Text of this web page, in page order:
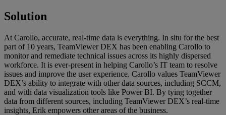
Solution
At Carollo, accurate, real-time data is everything. In situ for the best
part of 10 years, TeamViewer DEX has been enabling Carollo to
monitor and remediate technical issues across its highly dispersed
workforce. It is ever-present in helping Carollo’s IT team to resolve
issues and improve the user experience. Carollo values TeamViewer
DEX’s ability to integrate with other data sources, including SCCM,
and with data visualization tools like Power BI. By tying together
data from different sources, including TeamViewer DEX’s real-time
insights, Erik empowers other areas of the business.